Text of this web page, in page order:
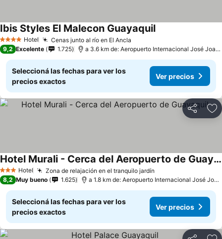
4 EstrellasHotel Cenas junto al río en El Ancla
Ibis Styles El Malecon Guayaquil
9,2 Excelente 1.725 a 3.6 km de: Aeropuerto Internacional José Joaquín de Olmedo
Seleccioná las fechas para ver los
precios exactos
Ver precios
Compartir
3 Estrellas
Hotel Zona de relajación en el tranquilo jardín
Hotel Murali - Cerca del Aeropuerto de Guayaquil
8,2 Muy bueno 1.625 a 1.8 km de: Aeropuerto Internacional José Joaquín de Olmedo
Seleccioná las fechas para ver los
precios exactos
Ver precios